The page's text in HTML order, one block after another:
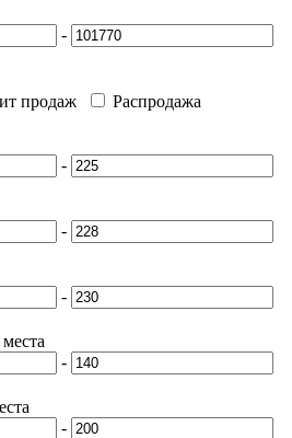
-
продаж Распродажа
-
-
-
-
-